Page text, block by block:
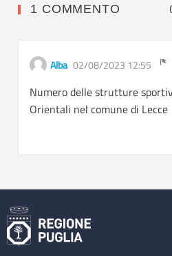
1 COMMENTO
Alba 02/08/2023 12:55
Numero delle strutture
Orientali nel comune di Lecce